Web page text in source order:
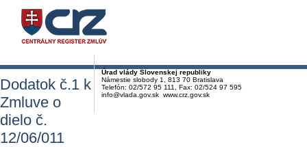
Úrad vlády Slovenskej republiky
Námestie slobody 1, 813 70 Bratislava
Telefón: 02/572 95 111, Fax: 02/524 97 595
info@vlada.gov.sk www.crz.gov.sk
Dodatok č.1 k
Zmluve o
dielo č.
12/06/011